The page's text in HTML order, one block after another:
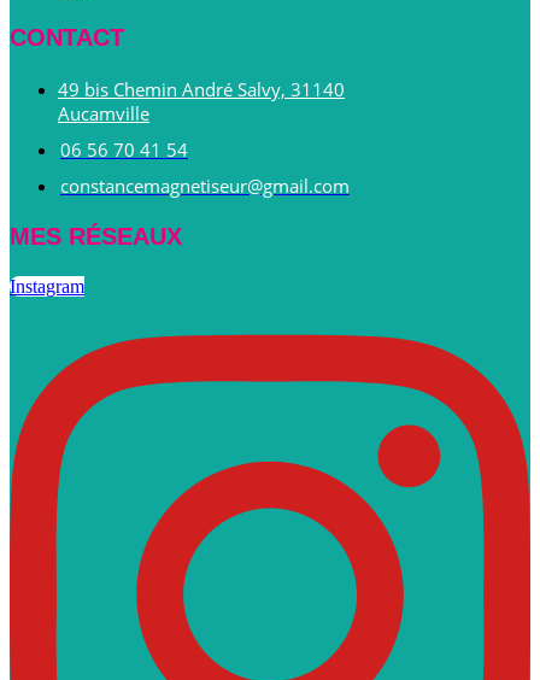
CONTACT
49 bis Chemin André Salvy, 31140
Aucamville
06 56 70 41 54
constancemagnetiseur@gmail.com
MES RÉSEAUX
Instagram